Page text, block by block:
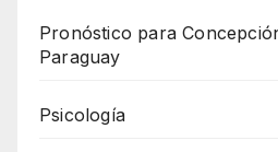
Pronóstico para
Paraguay
Psicología